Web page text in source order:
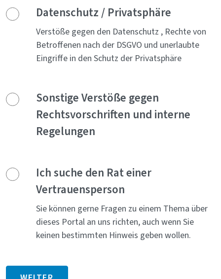
Datenschutz / Privatsphäre
Verstöße gegen den Datenschutz , Rechte von
Betroffenen nach der DSGVO und unerlaubte
Eingriffe in den Schutz der Privatsphäre
Sonstige Verstöße gegen
Rechtsvorschriften und interne
Regelungen
Ich suche den Rat einer
Vertrauensperson
Sie können gerne Fragen zu einem Thema über
dieses Portal an uns richten, auch wenn Sie
keinen bestimmten Hinweis geben wollen.